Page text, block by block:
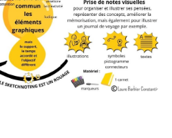
c'est-à-dire les bases
d'optimiser vos
ainsi que les tips
et l'émergence de
de la